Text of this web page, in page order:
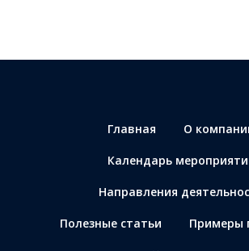
Главная О
Календарь
Направления
Полезные статьи Примеры